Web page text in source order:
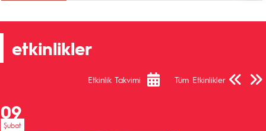
etkinlikler
Etkinlik Takvimi Tüm Etkinlikler
Önceki
09
Şubat